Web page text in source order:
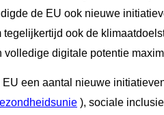
de EU ook nieuwe
tegelijkertijd ook de
volledige digitale potentie
een aantal nieuwe
), sociale